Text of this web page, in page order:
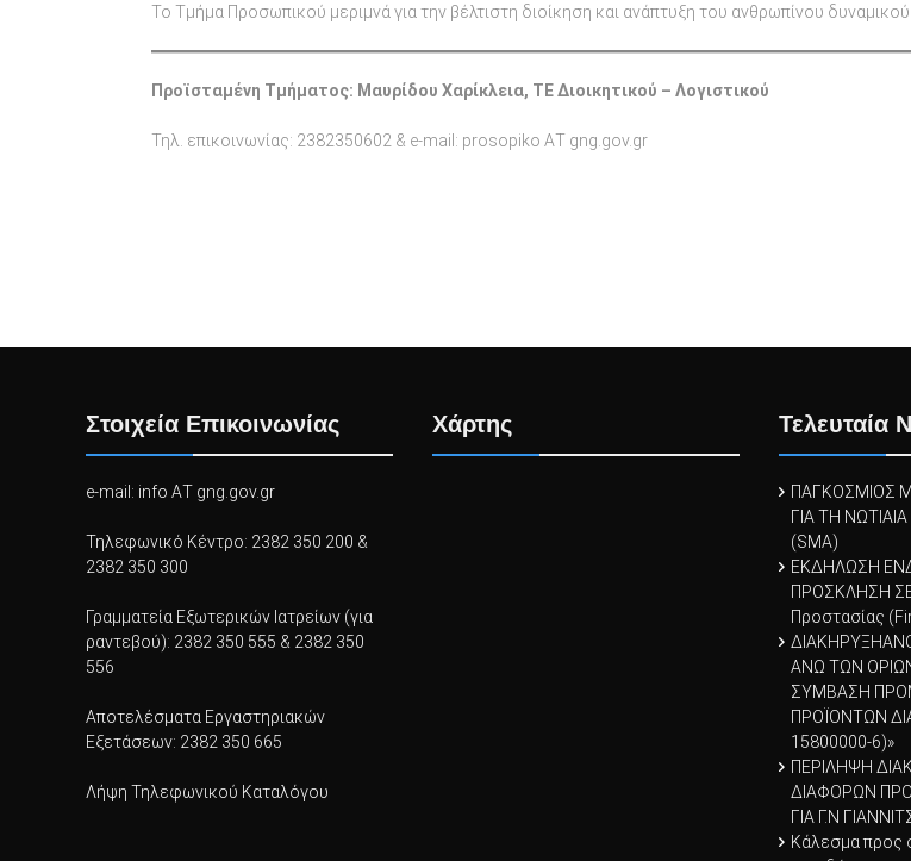
Το Τμήμα Προσωπικού μεριμνά για την βέλτιστη διοίκηση και ανάπτυξη του ανθρωπίνου δυναμικού.
Προϊσταμένη Τμήματος: Μαυρίδου Χαρίκλεια, ΤΕ Διοικητικού – Λογιστικού
Τηλ. επικοινωνίας: 2382350602 & e-mail: prosopiko ΑΤ gng.gov.gr
Στοιχεία Επικοινωνίας
e-mail: info ΑΤ gng.gov.gr
Τηλεφωνικό Κέντρο: 2382 350 200 &
2382 350 300
Γραμματεία Εξωτερικών Ιατρείων (για
ραντεβού): 2382 350 555 & 2382 350
556
Αποτελέσματα Εργαστηριακών
Εξετάσεων: 2382 350 665
Λήψη Τηλεφωνικού Καταλόγου
Χάρτης Τελευταία
ΠΑΓΚΟΣΜΙΟΣ
ΓΙΑ ΤΗ
(SMA)
ΕΚΔΗΛΩΣΗ
ΠΡΟΣΚΛΗΣΗ
Προστασίας
ΑΝΩ ΤΩΝ
ΣΥΜΒΑΣΗ
ΠΡΟΪOΝΤΩΝ
15800000-6)»
ΠΕΡΙΛΗΨΗ
ΔΙΑΦΟΡΩΝ
ΓΙΑ Γ.Ν
Κάλεσμα προς